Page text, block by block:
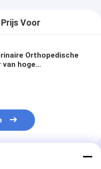
Prijs Voor
Orthopedische
van hoge